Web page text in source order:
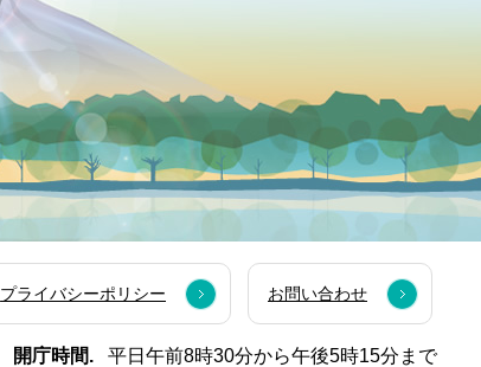
プライバシーポリシー お問い合わせ
開庁時間. 平日午前8時30分から午後5時15分まで